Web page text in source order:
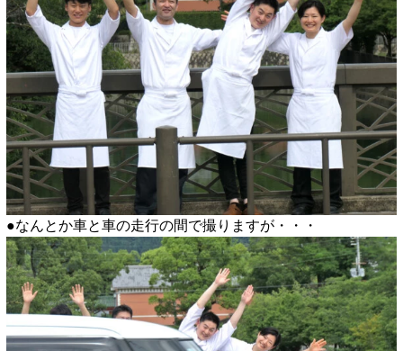
●なんとか車と車の走行の間で撮りますが・・・